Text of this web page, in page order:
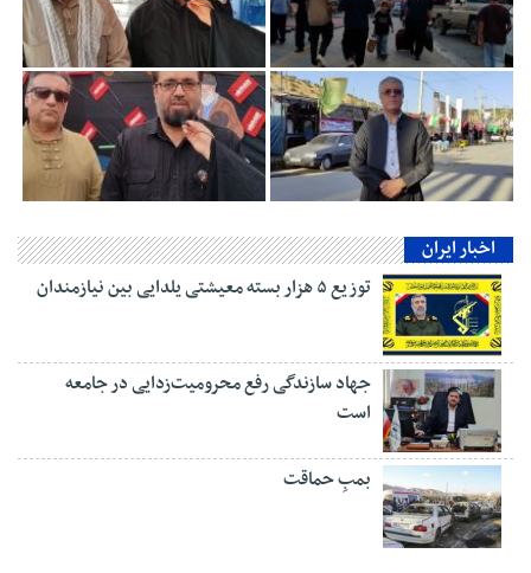
اخبار ایران
توزیع ۵ هزار بسته معیشتی یلدایی بین نیازمندان
جهاد سازندگی رفع محرومیت‌زدایی در جامعه
است
بمبِ حماقت